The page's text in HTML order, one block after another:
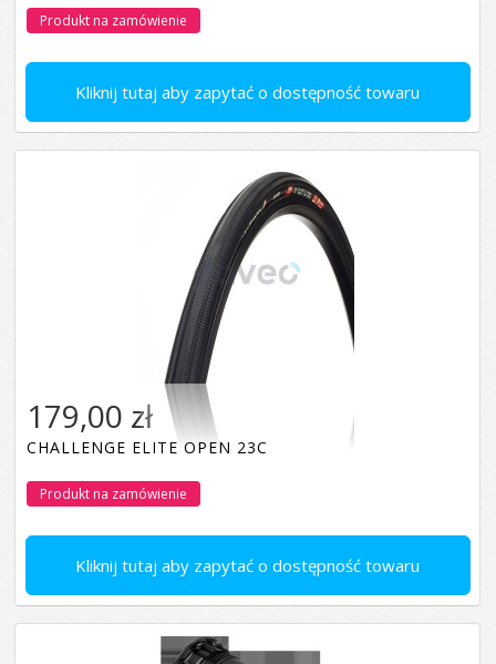
Kliknij tutaj aby zapytać o dostępność towaru
Produkt na zamówienie
Kliknij tutaj aby zapytać o dostępność towaru
179,00 zł
CHALLENGE ELITE OPEN 23C
Produkt na zamówienie